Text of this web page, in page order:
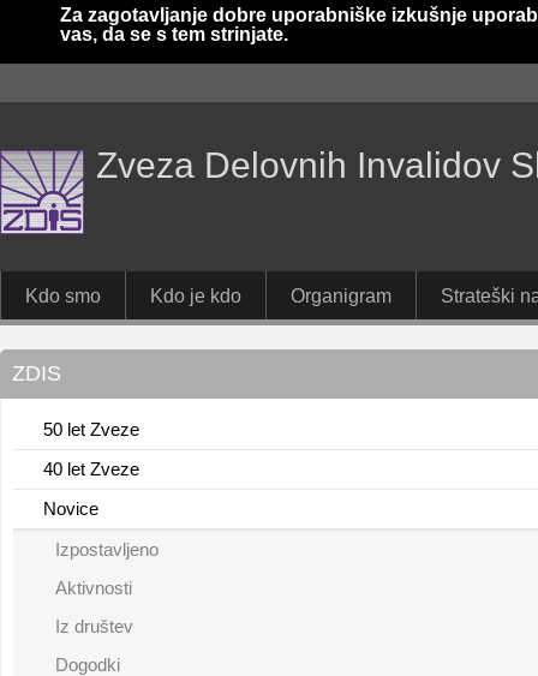
Za zagotavljanje dobre uporabniške izkušnje
vas, da se s tem strinjate.
Zveza Delovnih Invalidov
Kdo smo Kdo je kdo Organigram Strateški
ZDIS
50 let Zveze
40 let Zveze
Novice
Izpostavljeno
Aktivnosti
Iz društev
Dogodki